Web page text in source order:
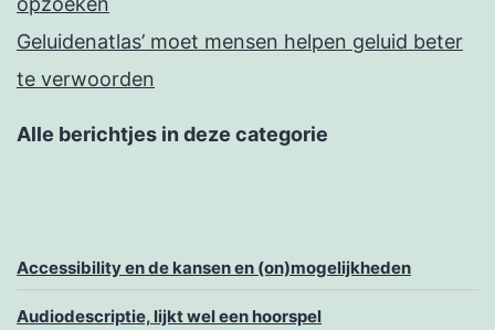
Geluidenatlas’ moet mensen helpen geluid beter
te verwoorden
Alle berichtjes in deze categorie
Accessibility en de kansen en (on)mogelijkheden
Audiodescriptie, lijkt wel een hoorspel